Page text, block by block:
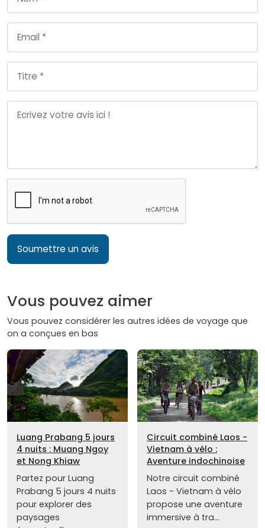
Soumettre un avis
Vous pouvez aimer
Vous pouvez considérer les autres idées de voyage que
on a conçues en bas
Luang Prabang 5 jours
4 nuits : Muang Ngoy
et Nong Khiaw
Partez pour Luang
Prabang 5 jours 4 nuits
pour explorer des
paysages
Circuit combiné Laos -
Vietnam à vélo :
Aventure indochinoise
Notre circuit combiné
Laos - Vietnam à vélo
propose une aventure
immersive à tra...